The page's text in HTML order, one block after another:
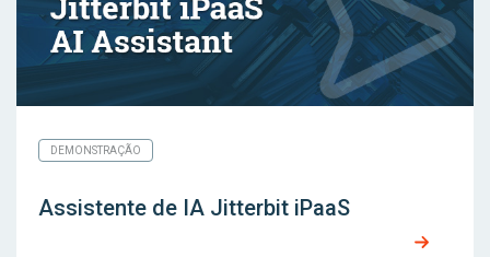
DEMONSTRAÇÃO
Assistente de IA Jitterbit iPaaS